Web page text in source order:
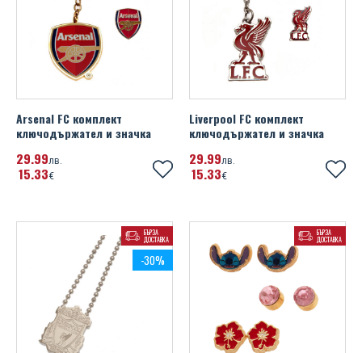
Arsenal FC комплект
ключодържател и значка
29 99лв.
15 33€
Liverpool FC комплект
ключодържател и значка
29 99лв.
15 33€
БЪРЗА
ДОСТАВКА
-30%
БЪРЗА
ДОСТАВКА